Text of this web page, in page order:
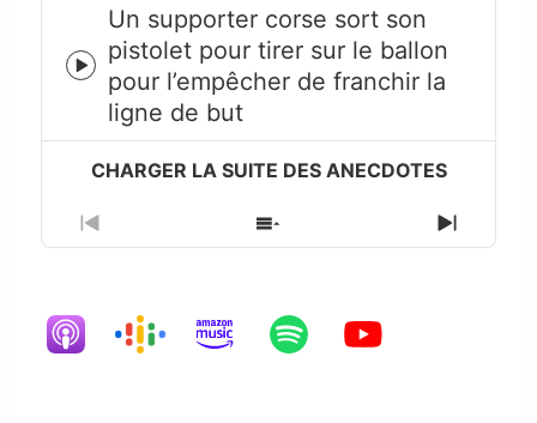
Episode
play
icon
Un supporter corse sort son
pistolet pour tirer sur le ballon
pour l’empêcher de franchir la
ligne de but
Previous
Episode
Show
Episodes
Next
Episode